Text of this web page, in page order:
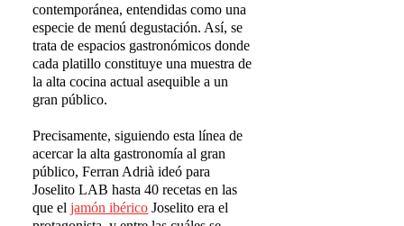
contemporánea, entendidas como una
especie de menú degustación. Así, se
trata de espacios gastronómicos donde
cada platillo constituye una muestra de
la alta cocina actual asequible a un
gran público.
Precisamente, siguiendo esta línea de
acercar la alta gastronomía al gran
público, Ferran Adrià ideó para
Joselito LAB hasta 40 recetas en las
que eljamón ibérico Joselito era el